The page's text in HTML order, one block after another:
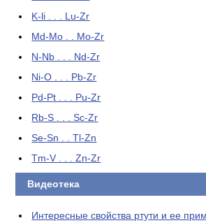
K-li . . . Lu-Zr
Md-Mo . . Mo-Zr
N-Nb . . . Nd-Zr
Ni-O . . . Pb-Zr
Pd-Pt . . . Pu-Zr
Rb-S . . . Sc-Zr
Se-Sn . . Tl-Zn
Tm-V . . . Zn-Zr
Видеотека
Интересные свойства ртути и ее